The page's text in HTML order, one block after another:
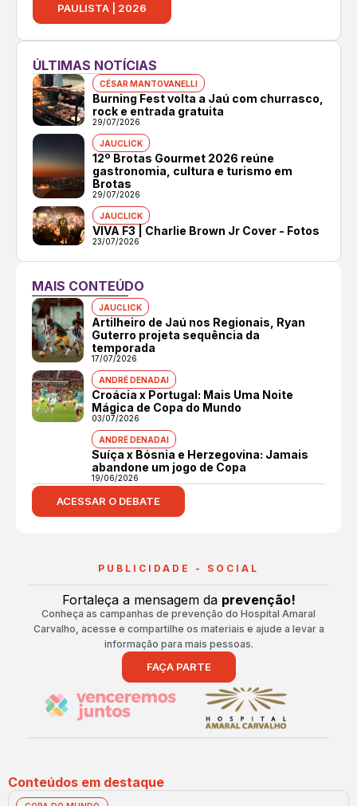
PAULISTA | 2026
ÚLTIMAS NOTÍCIAS
CÉSAR MANTOVANELLI
Burning Fest volta a Jaú com churrasco,
rock e entrada gratuita
29/07/2026
JAUCLICK
12º Brotas Gourmet 2026 reúne
gastronomia, cultura e turismo em
Brotas
29/07/2026
JAUCLICK
VIVA F3 | Charlie Brown Jr Cover - Fotos
23/07/2026
MAIS CONTEÚDO
JAUCLICK
Artilheiro de Jaú nos Regionais, Ryan
Guterro projeta sequência da
temporada
17/07/2026
ANDRÉ DENADAI
Croácia x Portugal: Mais Uma Noite
Mágica de Copa do Mundo
03/07/2026
ANDRÉ DENADAI
Suíça x Bósnia e Herzegovina: Jamais
abandone um jogo de Copa
19/06/2026
ACESSAR O DEBATE
PUBLICIDADE - SOCIAL
Fortaleça a mensagem da prevenção!
Conheça as campanhas de prevenção do Hospital Amaral
Carvalho, acesse e compartilhe os materiais e ajude a levar a
informação para mais pessoas.
FAÇA PARTE
Conteúdos em destaque